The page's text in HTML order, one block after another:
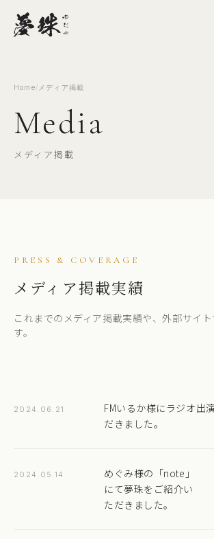
Home/ メディア掲載
Media
メディア掲載
PRESS & COVERAGE
メディア掲載実績
これまでのメディア掲載実績や、外部サイ
す。
2024.06.21
FMいるか様にラジオ出
だきました。
2024.05.14
めぐみ様の「note」
にて夢珠をご紹介い
ただきました。